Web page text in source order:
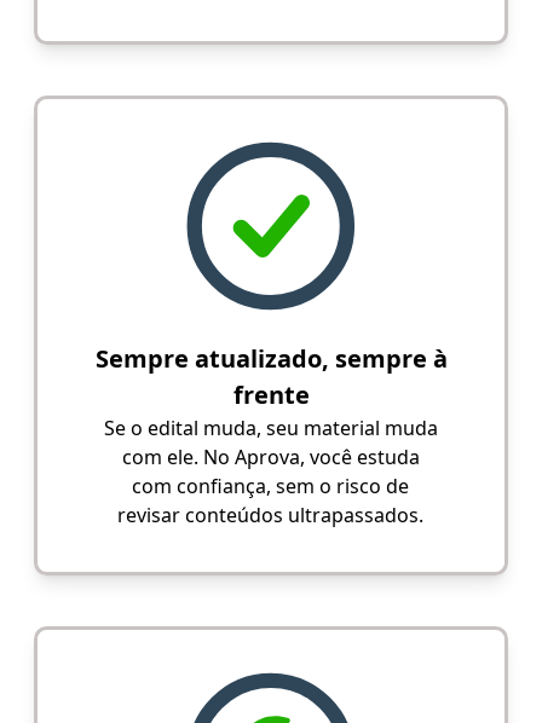
Sempre atualizado, sempre à
frente
Se o edital muda, seu material muda
com ele. No Aprova, você estuda
com confiança, sem o risco de
revisar conteúdos ultrapassados.